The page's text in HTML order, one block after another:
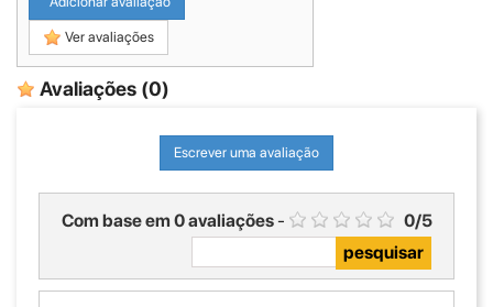
Ver avaliações
Avaliações (0)
Escrever uma avaliação
Com base em 0avaliações- 0/5